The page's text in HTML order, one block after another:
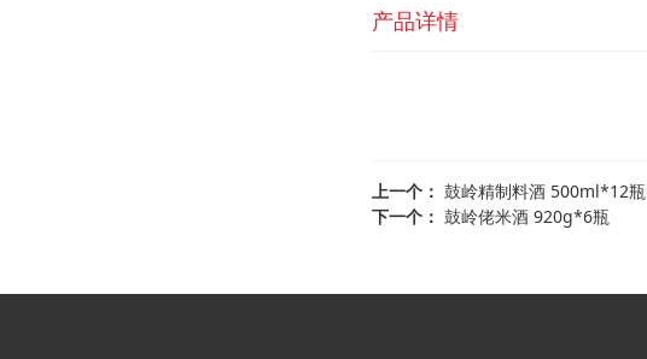
产品详情
上一个： 鼓岭精制料酒 500ml*12瓶
下一个： 鼓岭佬米酒 920g*6瓶